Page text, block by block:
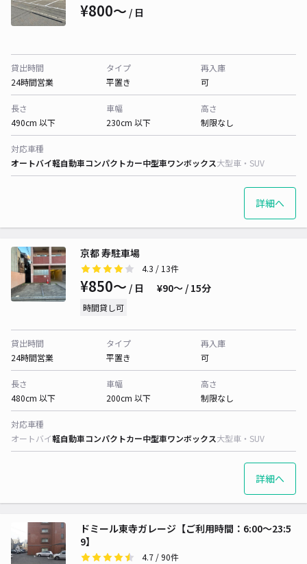
¥800〜 / 日
貸出時間
24時間営業
タイプ
平置き
再入庫
可
長さ
490cm 以下
車幅
230cm 以下
高さ
制限なし
対応車種
オートバイ軽自動車コンパクトカー中型車ワンボックス大型車・SUV
詳細へ
京都 寿駐車場
4.3 / 13件
¥850〜 / 日 ¥90〜 / 15分
時間貸し可
貸出時間
24時間営業
タイプ
平置き
再入庫
可
長さ
480cm 以下
車幅
200cm 以下
高さ
制限なし
対応車種
オートバイ軽自動車コンパクトカー中型車ワンボックス大型車・SUV
詳細へ
ドミール東寺ガレージ【ご利用時間：6:00～23:5
9】
4.7 / 90件